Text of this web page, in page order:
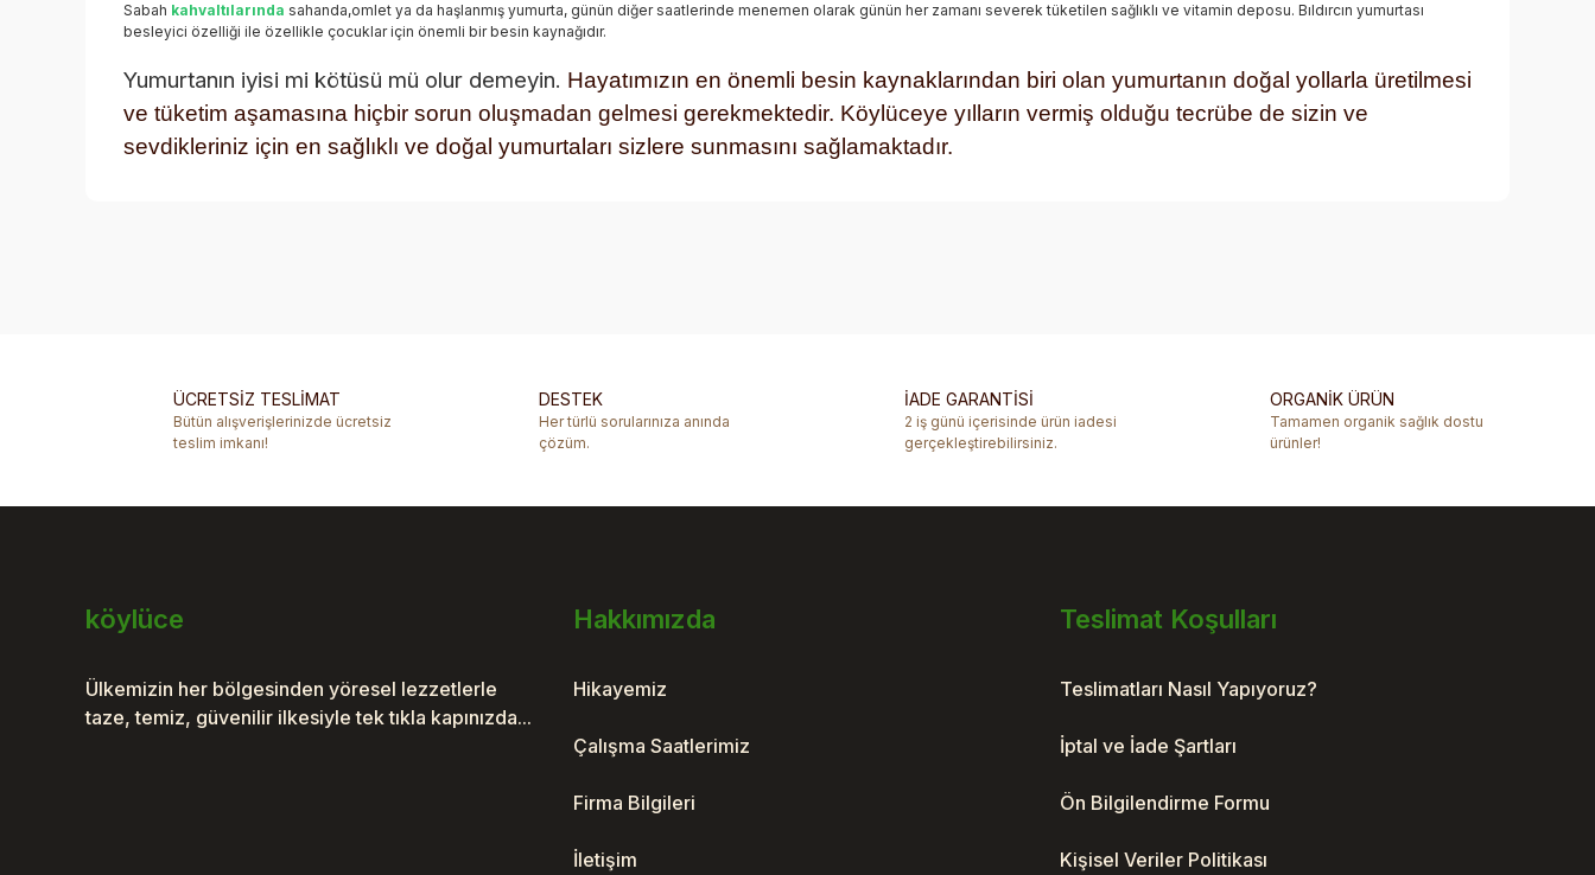
Sabah kahvaltılarında sahanda,omlet ya da haşlanmış yumurta, günün diğer saatlerinde menemen olarak günün her zamanı severek tüketilen sağlıklı ve vitamin deposu. Bıldırcın yumurtası
besleyici özelliği ile özellikle çocuklar için önemli bir besin kaynağıdır.
Yumurtanın iyisi mi kötüsü mü olur demeyin. Hayatımızın en önemli besin kaynaklarından biri olan yumurtanın doğal yollarla üretilmesi
ve tüketim aşamasına hiçbir sorun oluşmadan gelmesi gerekmektedir. Köylüceye yılların vermiş olduğu tecrübe de sizin ve
sevdikleriniz için en sağlıklı ve doğal yumurtaları sizlere sunmasını sağlamaktadır.
Ürün bilgilerinde hatalar bulunuyor.
Ürün fiyatı diğer sitelerden daha pahalı.
ÜCRETSİZ TESLİMAT
Bütün alışverişlerinizde ücretsiz
teslim imkanı!
DESTEK
Her türlü sorularınıza anında
çözüm.
İADE GARANTİSİ
2 iş günü içerisinde ürün iadesi
gerçekleştirebilirsiniz.
ORGANİK ÜRÜN
Tamamen organik sağlık dostu
ürünler!
köylüce
Ülkemizin her bölgesinden yöresel lezzetlerle
taze, temiz, güvenilir ilkesiyle tek tıkla kapınızda...
Hakkımızda
Hikayemiz
Çalışma Saatlerimiz
Firma Bilgileri
İletişim
Teslimat Koşulları
Teslimatları Nasıl Yapıyoruz?
İptal ve İade Şartları
Ön Bilgilendirme Formu
Kişisel Veriler Politikası